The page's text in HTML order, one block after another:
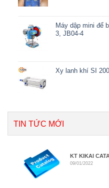
Máy dập mini để
3, JB04-4
Xy lanh khí SI
TIN TỨC MỚI
KT KIKAI
09/01/2022